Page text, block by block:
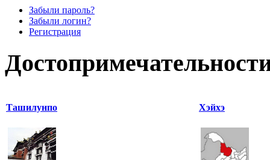
Забыли пароль?
Забыли логин?
Регистрация
Ташилунпо Хэйхэ